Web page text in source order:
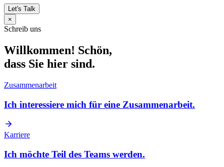
Let's Talk
×
Schreib uns
Willkommen! Schön,
dass Sie hier sind.
Zusammenarbeit
Ich interessiere mich für eine Zusammenarbeit.
Karriere
Ich möchte Teil des Teams werden.